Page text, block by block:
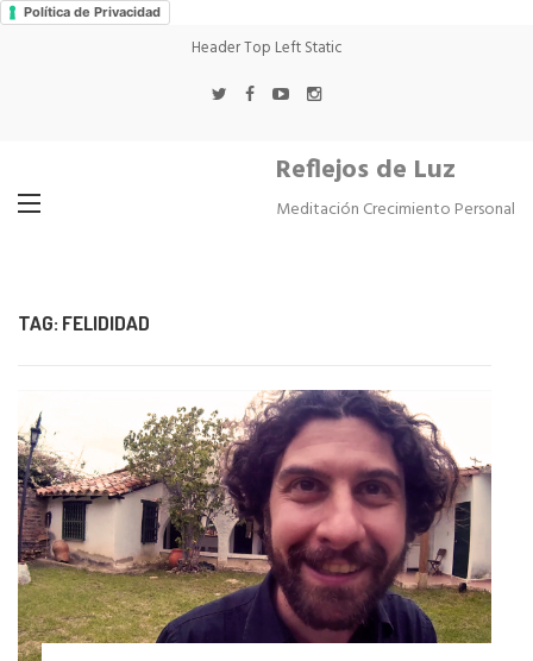
Política de Privacidad
Header Top Left Static
Reflejos de Luz
Meditación Crecimiento Personal
TAG: FELIDIDAD